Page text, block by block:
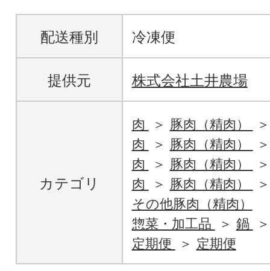
配送種別 冷凍便
提供元 株式会社土井農場
カテゴリ
肉
豚肉（精肉）
肉
豚肉（精肉）
肉
豚肉（精肉）
肉
豚肉（精肉）
その他豚肉（精肉）
惣菜・加工品
鍋
定期便
定期便